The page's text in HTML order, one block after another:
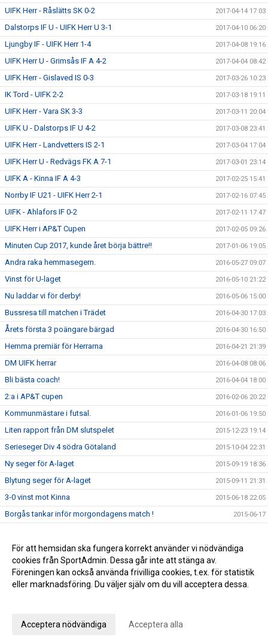
UIFK Herr - Råslätts SK 0-2 2017-04-14 17:03
Dalstorps IF U - UIFK Herr U 3-1 2017-04-10 06:20
Ljungby IF - UIFK Herr 1-4 2017-04-08 19:16
UIFK Herr U - Grimsås IF A 4-2 2017-04-04 08:42
UIFK Herr - Gislaved IS 0-3 2017-03-26 10:23
IK Tord - UIFK 2-2 2017-03-18 19:11
UIFK Herr - Vara SK 3-3 2017-03-11 20:04
UIFK U - Dalstorps IF U 4-2 2017-03-08 23:41
UIFK Herr - Landvetters IS 2-1 2017-03-04 17:04
UIFK Herr U - Redvägs FK A 7-1 2017-03-01 23:14
UIFK A - Kinna IF A 4-3 2017-02-25 15:41
Norrby IF U21 - UIFK Herr 2-1 2017-02-16 07:45
UIFK - Ahlafors IF 0-2 2017-02-11 17:47
UIFK Herr i AP&T Cupen 2017-02-05 09:26
Minuten Cup 2017, kunde året börja bättre!! 2017-01-06 19:05
Andra raka hemmasegern. 2016-05-27 09:07
Vinst för U-laget 2016-05-10 21:22
Nu laddar vi för derby! 2016-05-06 15:00
Bussresa till matchen i Trädet 2016-04-30 17:03
Årets första 3 poängare bärgad 2016-04-30 16:50
Hemma premiär för Herrarna 2016-04-21 21:39
DM UIFK herrar 2016-04-08 08:06
Bli bästa coach! 2016-04-04 18:00
2:a i AP&T cupen 2016-02-06 20:22
Kommunmästare i futsal. 2016-01-06 19:50
Liten rapport från DM slutspelet 2015-12-23 19:14
Serieseger Div 4 södra Götaland 2015-10-04 22:31
Ny seger för A-laget 2015-09-19 18:36
Blytung seger för A-laget 2015-09-11 21:31
3-0 vinst mot Kinna 2015-06-18 22:05
Borgås tankar inför morgondagens match ! 2015-06-17
Stabil 3-0 seger mot Skene 2015-05-20 22:07
Derbyvinst mot Gällstad! 2015-05-07 22:26
För att hemsidan ska fungera korrekt använder vi nödvändiga
cookies från SportAdmin. Dessa går inte att stänga av.
Föreningen kan också använda frivilliga cookies, t.ex. för statistik
eller marknadsföring. Du väljer själv om du vill acceptera dessa.
Acceptera nödvändiga Acceptera alla